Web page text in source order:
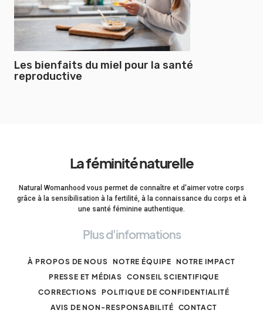
Les bienfaits du miel pour la santé
reproductive
La féminité naturelle
Natural Womanhood vous permet de connaître et d'aimer votre corps
grâce à la sensibilisation à la fertilité, à la connaissance du corps et à
une santé féminine authentique.
Plus d'informations
À PROPOS DE NOUS NOTRE ÉQUIPE NOTRE IMPACT
PRESSE ET MÉDIAS
CONSEIL SCIENTIFIQUE
CORRECTIONS POLITIQUE DE CONFIDENTIALITÉ
AVIS DE NON-RESPONSABILITÉ CONTACT